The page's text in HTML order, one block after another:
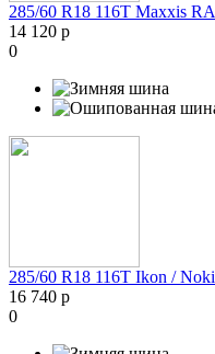
285/60 R18 116T Maxxis
14 120 р
0
285/60 R18 116T Ikon /
16 740 р
0